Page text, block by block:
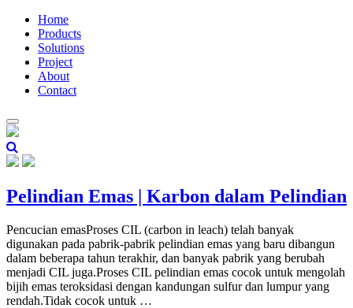
Home
Products
Solutions
Project
About
Contact
Pelindian Emas | Karbon dalam Pelindian
Pencucian emasProses CIL (carbon in leach) telah banyak
digunakan pada pabrik-pabrik pelindian emas yang baru dibangun
dalam beberapa tahun terakhir, dan banyak pabrik yang berubah
menjadi CIL juga.Proses CIL pelindian emas cocok untuk mengolah
bijih emas teroksidasi dengan kandungan sulfur dan lumpur yang
rendah.Tidak cocok untuk …